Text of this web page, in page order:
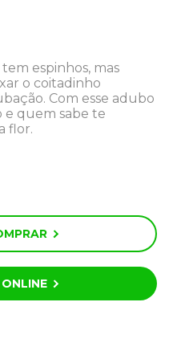
espinhos, mas
o coitadinho
Com esse adubo
e quem sabe te
flor.